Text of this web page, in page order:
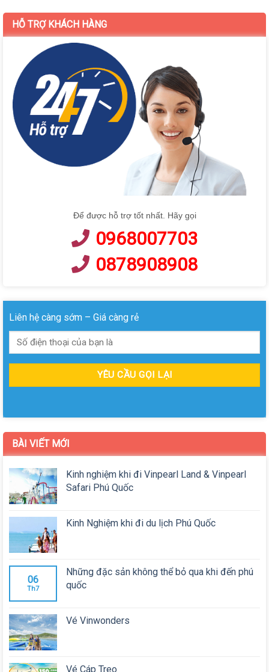
HỖ TRỢ KHÁCH HÀNG
Để được hỗ trợ tốt nhất. Hãy gọi
0968007703
0878908908
Liên hệ càng sớm – Giá càng rẻ
BÀI VIẾT MỚI
Kinh nghiệm khi đi Vinpearl Land & Vinpearl
Safari Phú Quốc
Kinh Nghiệm khi đi du lịch Phú Quốc
06
Th7
Những đặc sản không thể bỏ qua khi đến phú
quốc
Vé Vinwonders
Vé Cáp Treo